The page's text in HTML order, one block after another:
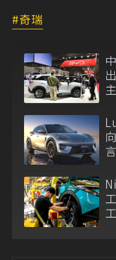
奇瑞